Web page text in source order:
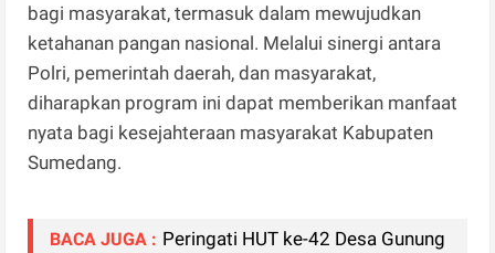
bagi masyarakat, termasuk dalam mewujudkan
ketahanan pangan nasional. Melalui sinergi antara
Polri, pemerintah daerah, dan masyarakat,
diharapkan program ini dapat memberikan manfaat
nyata bagi kesejahteraan masyarakat Kabupaten
Sumedang.
BACA JUGA : Peringati HUT ke-42 Desa Gunung